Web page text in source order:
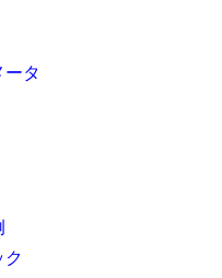
ータ
ク